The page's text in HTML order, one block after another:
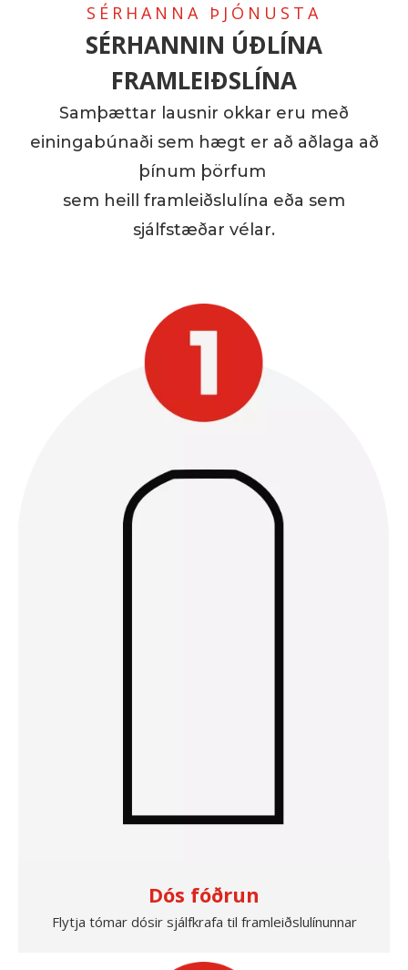
SÉRHANNA ÞJÓNUSTA
SÉRHANNIN ÚÐLÍNA
FRAMLEIÐSLÍNA
Samþættar lausnir okkar eru með
einingabúnaði sem hægt er að aðlaga að
þínum þörfum
sem heill framleiðslulína eða sem
sjálfstæðar vélar.
Dós fóðrun
Flytja tómar dósir sjálfkrafa til framleiðslulínunnar